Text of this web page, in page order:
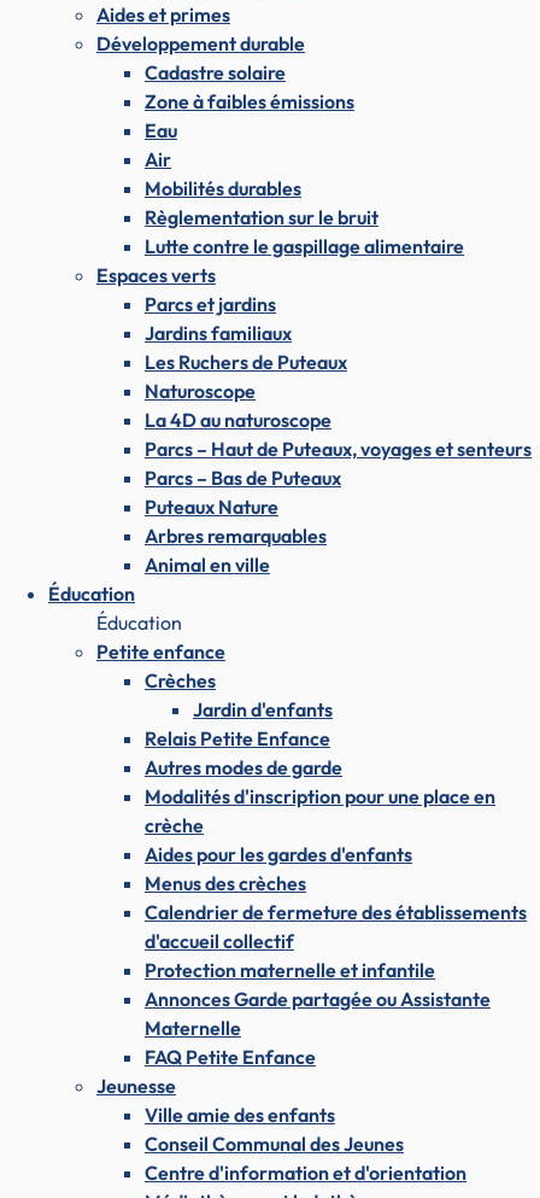
Aides et primes
Développement durable
Cadastre solaire
Zone à faibles émissions
Eau
Air
Mobilités durables
Règlementation sur le bruit
Lutte contre le gaspillage alimentaire
Espaces verts
Parcs et jardins
Jardins familiaux
Les Ruchers de Puteaux
Naturoscope
La 4D au naturoscope
Parcs – Haut de Puteaux, voyages et senteurs
Parcs – Bas de Puteaux
Puteaux Nature
Arbres remarquables
Animal en ville
Éducation
Éducation
Petite enfance
Crèches
Jardin d'enfants
Relais Petite Enfance
Autres modes de garde
Modalités d'inscription pour une place en
crèche
Aides pour les gardes d'enfants
Menus des crèches
Calendrier de fermeture des établissements
d'accueil collectif
Protection maternelle et infantile
Annonces Garde partagée ou Assistante
Maternelle
FAQ Petite Enfance
Jeunesse
Ville amie des enfants
Conseil Communal des Jeunes
Centre d'information et d'orientation